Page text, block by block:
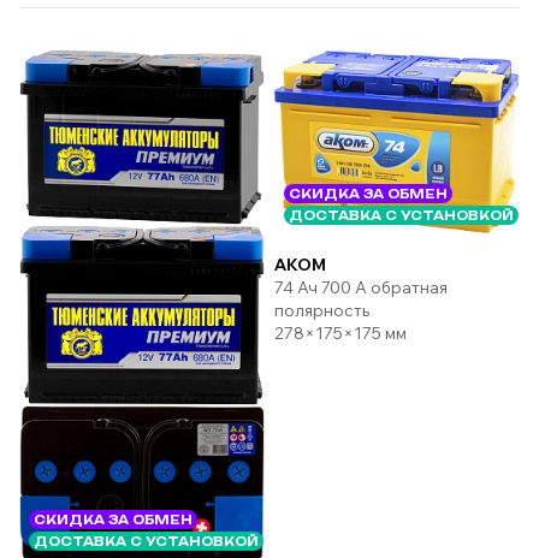
СКИДКА ЗА ОБМЕН
ДОСТАВКА С УСТАНОВКОЙ
СКИДКА ЗА ОБМЕН
ДОСТАВКА С УСТАНОВКОЙ
AKOM
74 Ач 700 А обратная
полярность
278×175×175 мм